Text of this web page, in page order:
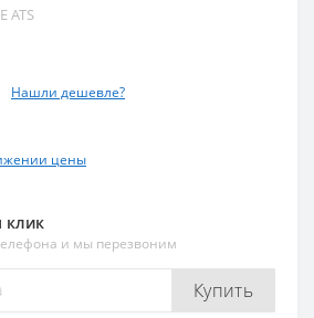
ATS
Нашли дешевле?
цены
клик
и мы перезвоним
Купить